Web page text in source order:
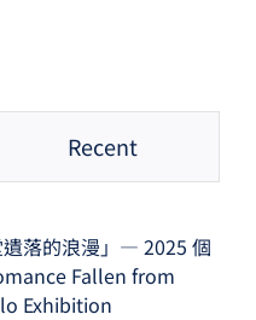
Recent
遺落的浪漫」— 2025 個
Fallen from
Exhibition